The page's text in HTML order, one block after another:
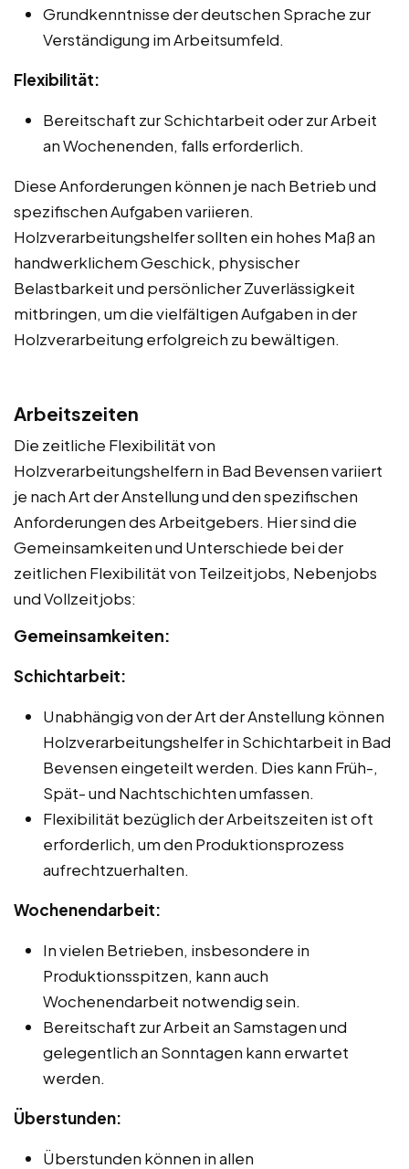
Grundkenntnisse der deutschen Sprache zur
Verständigung im Arbeitsumfeld.
Flexibilität:
Bereitschaft zur Schichtarbeit oder zur Arbeit
an Wochenenden, falls erforderlich.
Diese Anforderungen können je nach Betrieb und
spezifischen Aufgaben variieren.
Holzverarbeitungshelfer sollten ein hohes Maß an
handwerklichem Geschick, physischer
Belastbarkeit und persönlicher Zuverlässigkeit
mitbringen, um die vielfältigen Aufgaben in der
Holzverarbeitung erfolgreich zu bewältigen.
Arbeitszeiten
Die zeitliche Flexibilität von
Holzverarbeitungshelfern in Bad Bevensen variiert
je nach Art der Anstellung und den spezifischen
Anforderungen des Arbeitgebers. Hier sind die
Gemeinsamkeiten und Unterschiede bei der
zeitlichen Flexibilität von Teilzeitjobs, Nebenjobs
und Vollzeitjobs:
Gemeinsamkeiten:
Schichtarbeit:
Unabhängig von der Art der Anstellung können
Holzverarbeitungshelfer in Schichtarbeit in Bad
Bevensen eingeteilt werden. Dies kann Früh-,
Spät- und Nachtschichten umfassen.
Flexibilität bezüglich der Arbeitszeiten ist oft
erforderlich, um den Produktionsprozess
aufrechtzuerhalten.
Wochenendarbeit:
In vielen Betrieben, insbesondere in
Produktionsspitzen, kann auch
Wochenendarbeit notwendig sein.
Bereitschaft zur Arbeit an Samstagen und
gelegentlich an Sonntagen kann erwartet
werden.
Überstunden:
Überstunden können in allen